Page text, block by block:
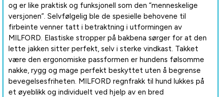
og er like praktisk og funksjonell som den “menneskelige
versjonen”. Selvfølgelig ble de spesielle behovene til
firbeinte venner tatt i betraktning i utformingen av
MILFORD. Elastiske stropper på bakbena sørger for at den
lette jakken sitter perfekt, selv i sterke vindkast. Takket
være den ergonomiske passformen er hundens følsomme
nakke, rygg og mage perfekt beskyttet uten å begrense
bevegelsesfriheten. MILFORD regnfrakk til hund lukkes på
et øyeblikk og individuelt ved hjelp av en bred